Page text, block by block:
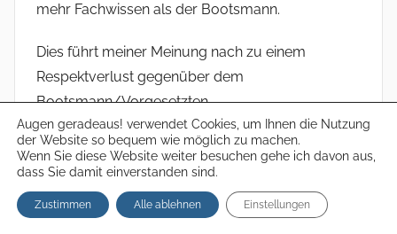
mehr Fachwissen als der Bootsmann.
Dies führt meiner Meinung nach zu einem
Respektverlust gegenüber dem
Bootsmann/Vorgesetzten.
Ich glaube, hier ist eine der Ursachen zu suchen.
Augen geradeaus! verwendet Cookies, um Ihnen die Nutzung
der Website so bequem wie möglich zu machen.
Wenn Sie diese Website weiter besuchen gehe ich davon aus,
dass Sie damit einverstanden sind.
Zustimmen Alle ablehnen Einstellungen